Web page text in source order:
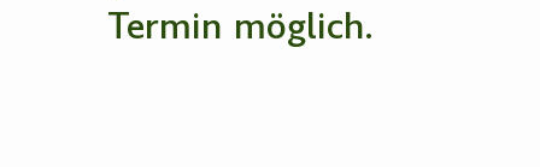
Termin möglich.